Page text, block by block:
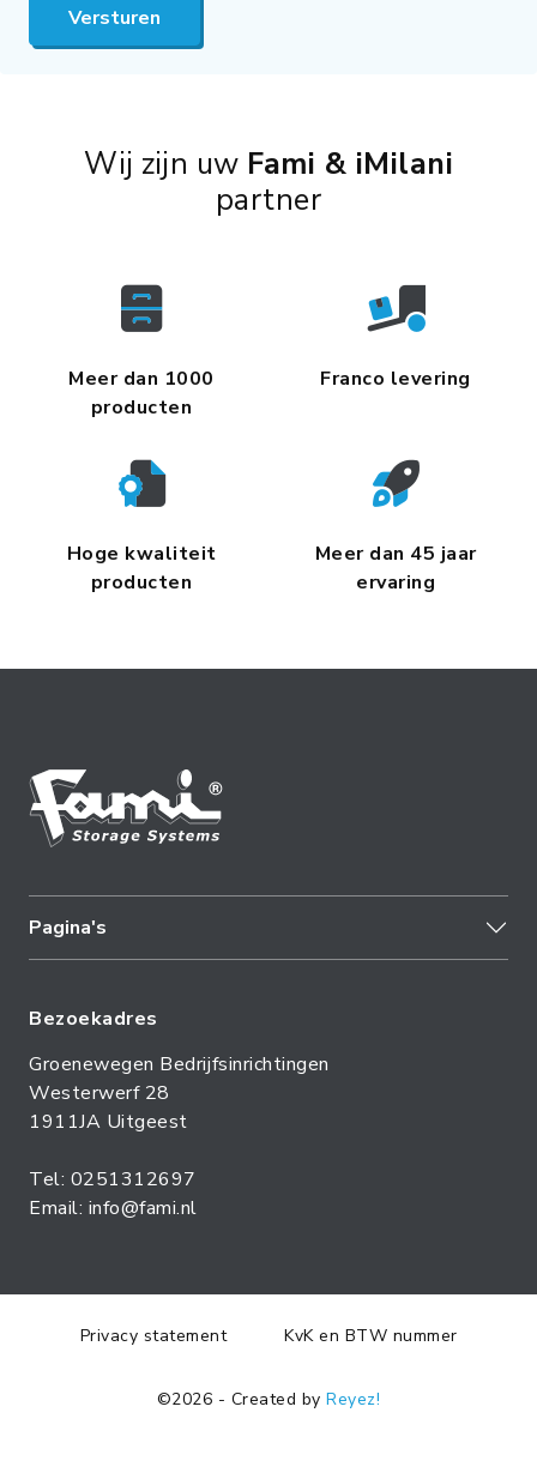
Versturen
Wij zijn uw Fami & iMilani
partner
Meer dan 1000
producten
Franco levering
Hoge kwaliteit
producten
Meer dan 45 jaar
ervaring
Pagina's
Bezoekadres
Groenewegen Bedrijfsinrichtingen
Westerwerf 28
1911JA Uitgeest
Tel: 0251312697
Email: info@fami.nl
Privacy statement KvK en BTW nummer
©2026 - Created byReyez!